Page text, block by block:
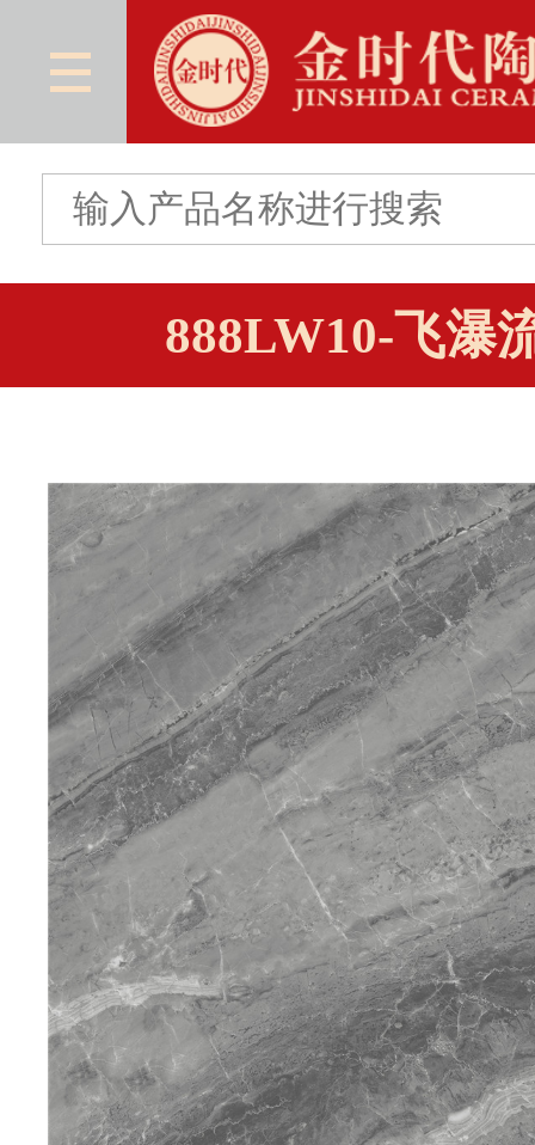
888LW10-飞瀑